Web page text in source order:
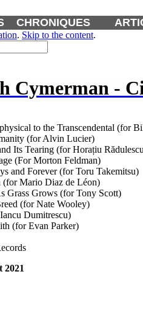
CHRONIQUES
. Skip to the content.
Cymerman -
to the Transcendental (for
(for Alvin Lucier)
Its Tearing (for Horațiu
(For Morton Feldman)
and Forever (for Toru Takemitsu)
(for Mario Diaz de Léon)
Grass Grows (for Tony Scott)
(for Nate Wooley)
Dumitrescu)
(for Evan Parker)
2021